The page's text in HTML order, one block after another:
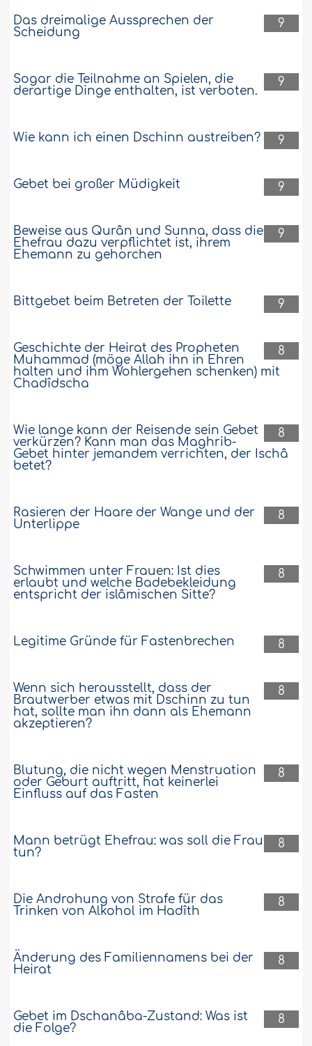
9
Das dreimalige Aussprechen der
Scheidung
9
Sogar die Teilnahme an Spielen, die
derartige Dinge enthalten, ist verboten.
9
Wie kann ich einen Dschinn austreiben?
9
Gebet bei großer Müdigkeit
9
Beweise aus Qurân und Sunna, dass die
Ehefrau dazu verpflichtet ist, ihrem
Ehemann zu gehorchen
9
Bittgebet beim Betreten der Toilette
8
Geschichte der Heirat des Propheten
Muhammad (möge Allah ihn in Ehren
halten und ihm Wohlergehen schenken) mit
Chadîdscha
8
Wie lange kann der Reisende sein Gebet
verkürzen? Kann man das Maghrib-
Gebet hinter jemandem verrichten, der Ischâ
betet?
8
Rasieren der Haare der Wange und der
Unterlippe
8
Schwimmen unter Frauen: Ist dies
erlaubt und welche Badebekleidung
entspricht der islâmischen Sitte?
8
Legitime Gründe für Fastenbrechen
8
Wenn sich herausstellt, dass der
Brautwerber etwas mit Dschinn zu tun
hat, sollte man ihn dann als Ehemann
akzeptieren?
8
Blutung, die nicht wegen Menstruation
oder Geburt auftritt, hat keinerlei
Einfluss auf das Fasten
8
Mann betrügt Ehefrau: was soll die Frau
tun?
8
Die Androhung von Strafe für das
Trinken von Alkohol im Hadîth
8
Änderung des Familiennamens bei der
Heirat
8
Gebet im Dschanâba-Zustand: Was ist
die Folge?